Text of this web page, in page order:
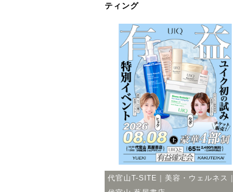
ティング
代官山T-SITE｜美容・ウェルネス｜